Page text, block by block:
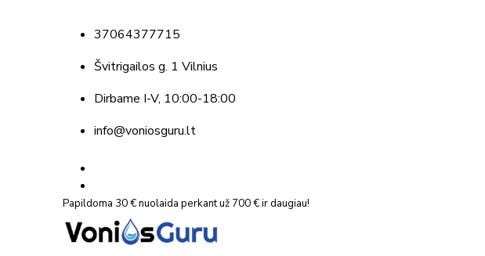
37064377715
Švitrigailos g. 1 Vilnius
Dirbame I-V, 10:00-18:00
info@voniosguru.lt
Papildoma 30 € nuolaida perkant už 700 € ir daugiau!